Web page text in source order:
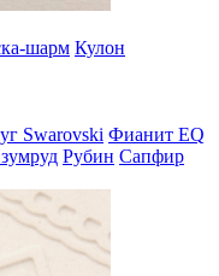
шарм Кулон
Swarovski Фианит EQ
Рубин Сапфир